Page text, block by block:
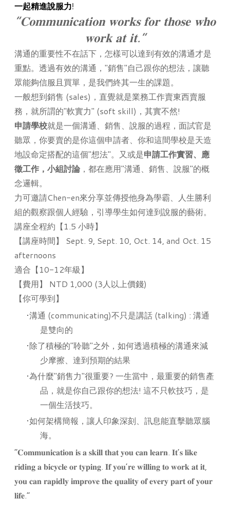
一起精進說服力!
“𝐂𝐨𝐦𝐦𝐮𝐧𝐢𝐜𝐚𝐭𝐢𝐨𝐧 𝐰𝐨𝐫𝐤𝐬 𝐟𝐨𝐫 𝐭𝐡𝐨𝐬𝐞 𝐰𝐡𝐨
𝐰𝐨𝐫𝐤 𝐚𝐭 𝐢𝐭.”
溝通的重要性不在話下，怎樣可以達到有效的溝通才是
重點。透過有效的溝通，"銷售"自己跟你的想法，讓聽
眾能夠信服且買單，是我們終其一生的課題。
一般想到銷售 (sales)，直覺就是業務工作賣東西賣服
務，就所謂的"軟實力" (soft skill)，其實不然!
申請學校就是一個溝通、銷售、說服的過程，面試官是
聽眾，你要賣的是你這個申請者、你和這間學校是天造
地設命定搭配的這個"想法"。又或是申請工作實習、應
徵工作，小組討論 ，都在應用"溝通、銷售、說服"的概
念邏輯。
力可邀請Chen-en來分享並傳授他身為學霸、人生勝利
組的觀察跟個人經驗，引導學生如何達到說服的藝術。
講座全程約 【1.5 小時】
【講座時間】
Sept. 9, Sept. 10, Oct. 14, and Oct. 15
afternoons
適合 【10-12年級】
【費用】 NTD 1,000 (3人以上價錢)
【你可學到】
溝通 (communicating)不只是講話 (talking) : 溝通
是雙向的
除了積極的"聆聽"之外，如何透過積極的溝通來減
少摩擦、達到預期的結果
為什麼"銷售力"很重要? 一生當中，最重要的銷售產
品，就是你自己跟你的想法! 這不只軟技巧，是
一個生活技巧。
如何架構簡報，讓人印象深刻、訊息能直擊聽眾腦
海。
“𝐂𝐨𝐦𝐦𝐮𝐧𝐢𝐜𝐚𝐭𝐢𝐨𝐧 𝐢𝐬 𝐚 𝐬𝐤𝐢𝐥𝐥 𝐭𝐡𝐚𝐭 𝐲𝐨𝐮 𝐜𝐚𝐧 𝐥𝐞𝐚𝐫𝐧. 𝐈𝐭’𝐬 𝐥𝐢𝐤𝐞
𝐫𝐢𝐝𝐢𝐧𝐠 𝐚 𝐛𝐢𝐜𝐲𝐜𝐥𝐞 𝐨𝐫 𝐭𝐲𝐩𝐢𝐧𝐠. 𝐈𝐟 𝐲𝐨𝐮’𝐫𝐞 𝐰𝐢𝐥𝐥𝐢𝐧𝐠 𝐭𝐨 𝐰𝐨𝐫𝐤 𝐚𝐭 𝐢𝐭,
𝐲𝐨𝐮 𝐜𝐚𝐧 𝐫𝐚𝐩𝐢𝐝𝐥𝐲 𝐢𝐦𝐩𝐫𝐨𝐯𝐞 𝐭𝐡𝐞 𝐪𝐮𝐚𝐥𝐢𝐭𝐲 𝐨𝐟 𝐞𝐯𝐞𝐫𝐲 𝐩𝐚𝐫𝐭 𝐨𝐟 𝐲𝐨𝐮𝐫
𝐥𝐢𝐟𝐞.”